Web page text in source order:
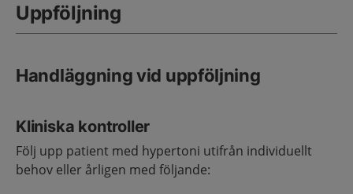
Uppföljning
Handläggning vid uppföljning
Kliniska kontroller
Följ upp patient med hypertoni utifrån individuellt
behov eller årligen med följande: